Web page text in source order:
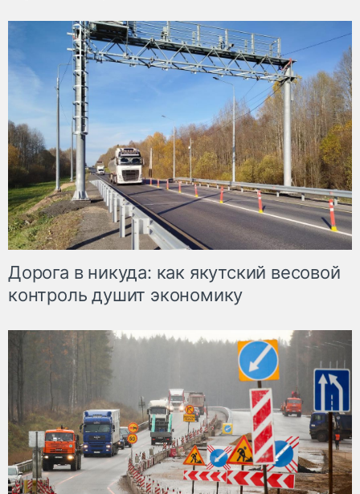
Дорога в никуда: как якутский весовой
контроль душит экономику